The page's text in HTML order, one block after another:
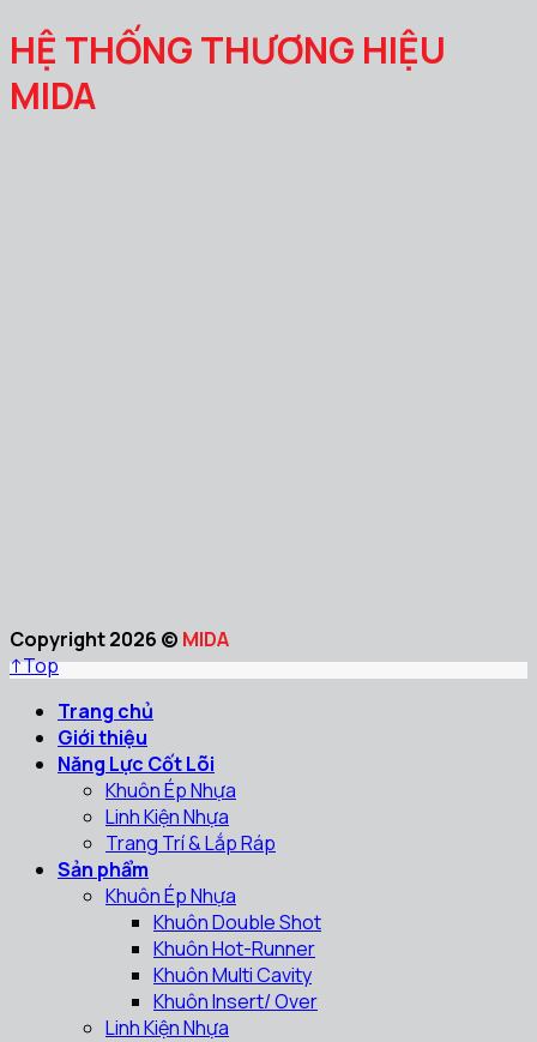
HỆ THỐNG THƯƠNG HIỆU
MIDA
Copyright 2026 © MIDA
↑Top
Trang chủ
Giới thiệu
Năng Lực Cốt Lõi
Khuôn Ép Nhựa
Linh Kiện Nhựa
Trang Trí & Lắp Ráp
Sản phẩm
Khuôn Ép Nhựa
Khuôn Double Shot
Khuôn Hot-Runner
Khuôn Multi Cavity
Khuôn Insert/ Over
Linh Kiện Nhựa